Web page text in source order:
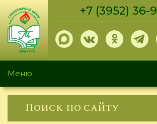
Перейти
основному
содержанию
+7 (3952) 36-
Меню
Поиск по сайту